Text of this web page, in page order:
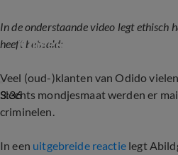
In de onderstaande video legt
heeft betaald:
3:36
'Ongekend': hacker haalt
Veel (oud-)klanten van Odido
Slechts mondjesmaat werden er
criminelen.
In een uitgebreide reactie legt